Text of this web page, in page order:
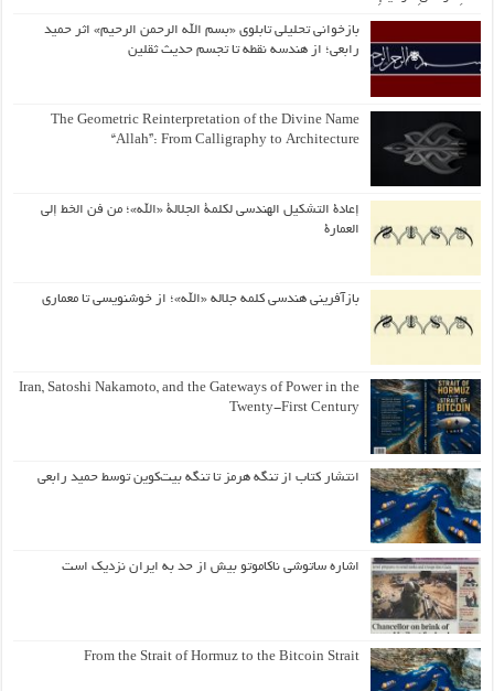
بازخوانی تحلیلی تابلوی «بسم الله الرحمن الرحیم» اثر حمید
رابعی؛ از هندسه نقطه تا تجسم حدیث ثقلین
The Geometric Reinterpretation of the Divine Name
“Allah”: From Calligraphy to Architecture
إعادة التشكيل الهندسي لكلمة الجلالة «الله»؛ من فن الخط إلى
العمارة
بازآفرینی هندسی کلمه جلاله «الله»؛ از خوشنویسی تا معماری
Iran, Satoshi Nakamoto, and the Gateways of Power in the
Twenty-First Century
انتشار کتاب از تنگه هرمز تا تنگه بیت‌کوین توسط حمید رابعی
اشاره ساتوشی ناکاموتو بیش از حد به ایران نزدیک است
From the Strait of Hormuz to the Bitcoin Strait